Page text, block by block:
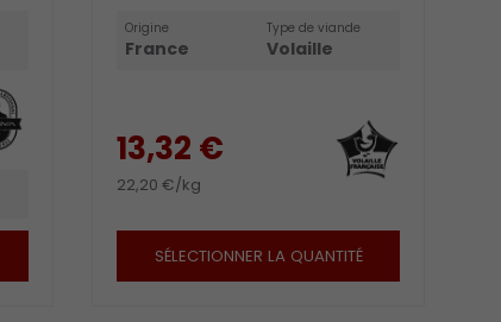
Origine
France
Type de viande
Volaille
13,32 €
22,20 €/kg
SÉLECTIONNER LA QUANTITÉ